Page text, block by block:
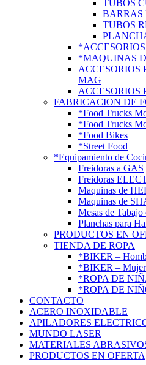
TUBOS
BARRAS
TUBOS
*MAQUINAS
ACCESORIOS
MAG
ACCESORIOS
FABRICACION DE
*Food Trucks
*Food Trucks
*Food Bikes
*Street Food
*Equipamiento de
Freidoras a GAS
Freidoras
Maquinas de
Maquinas de
Mesas de
Planchas para
PRODUCTOS EN
TIENDA DE ROPA
*BIKER –
*BIKER – Mujer
*ROPA DE
*ROPA DE
CONTACTO
ACERO INOXIDABLE
APILADORES
MUNDO LASER
MATERIALES
PRODUCTOS EN OFERTA